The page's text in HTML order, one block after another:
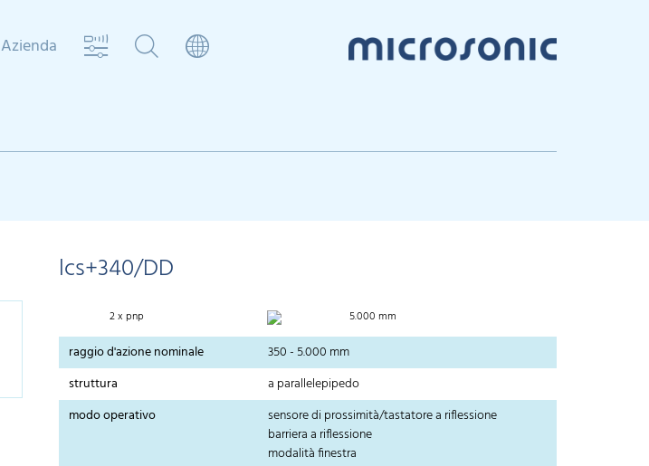
Azienda
lcs+340/DD
2 x pnp 5.000 mm
raggio d'azione nominale
350 - 5.000 mm
struttura
a parallelepipedo
modo operativo
sensore di prossimità/tastatore a riflessione
barriera a riflessione
modalità finestra